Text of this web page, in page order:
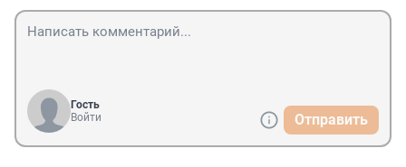
Гость
Войти
Отправить